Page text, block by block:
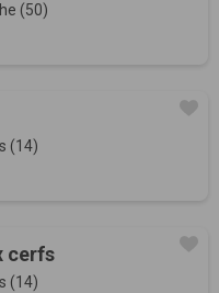
(50)
(14)
cerfs
(14)